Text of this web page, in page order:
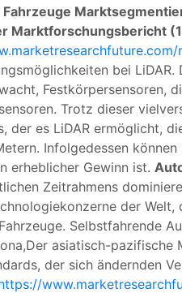
Marktforschungsbericht
bei
Festkörpersensoren,
Trotz dieser
der es LiDAR ermöglicht,
Infolgedessen
erheblicher Gewinn ist.
Zeitrahmens
der
Selbstfahrende
asiatisch-
der sich ändernden